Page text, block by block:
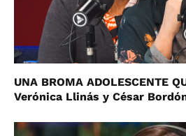
UNA BROMA ADOLESCENTE
Verónica Llinás y César